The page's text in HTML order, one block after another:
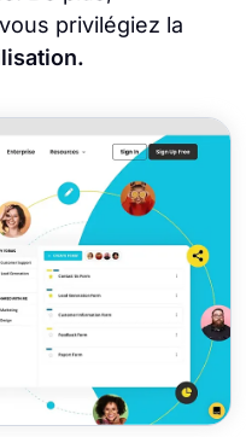
privilégiez la